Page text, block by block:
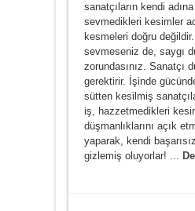
sanatçıların kendi
sevmedikleri kesimler
kesmeleri doğru
sevmeseniz de, saygı
zorundasınız. Sanatçı
gerektirir. İşinde
sütten kesilmiş
iş, hazzetmedikleri
düşmanlıklarını açık
yaparak, kendi
gizlemiş oluyorlar! ...